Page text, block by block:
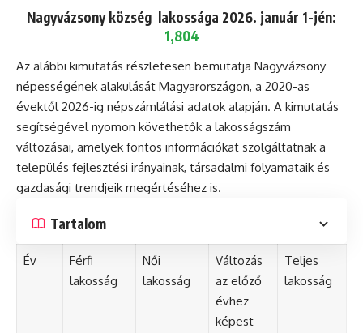
Nagyvázsony község lakossága 2026. január 1-jén:
1,804
Az alábbi kimutatás részletesen bemutatja Nagyvázsony
népességének alakulását Magyarországon, a 2020-as
évektől 2026-ig népszámlálási adatok alapján. A kimutatás
segítségével nyomon követhetők a lakosságszám
változásai, amelyek fontos információkat szolgáltatnak a
település fejlesztési irányainak, társadalmi folyamataik és
gazdasági trendjeik megértéséhez is.
Tartalom
Év
Férfi
lakosság
Női
lakosság
Változás
az előző
évhez
képest
Teljes
lakosság